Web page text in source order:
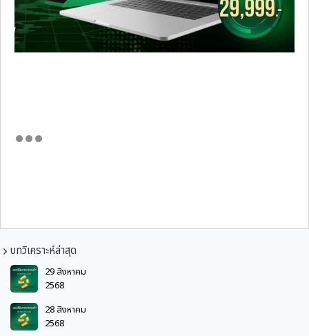
บทวิเคราะห์ล่าสุด
29 สิงหาคม
2568
28 สิงหาคม
2568